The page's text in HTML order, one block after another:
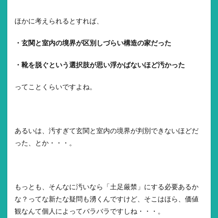
ほかに考えられるとすれば、
・玄関と室内の境界が区別しづらい構造の家だった
・靴を脱ぐという選択肢が思い浮かばないほど汚かった
ってことくらいですよね。
あるいは、汚すぎて玄関と室内の境界が判別できないほどだ
った、とか・・・。
もっとも、そんなに汚いなら「土足厳禁」にする必要あるか
な？ってな新たな疑問も湧くんですけど、そこはほら、価値
観なんて個人によってバラバラですしね・・・。